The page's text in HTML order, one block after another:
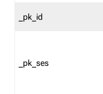
_pk_id
_pk_ses